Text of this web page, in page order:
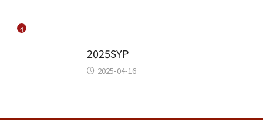
4
2025SYP
2025-04-16